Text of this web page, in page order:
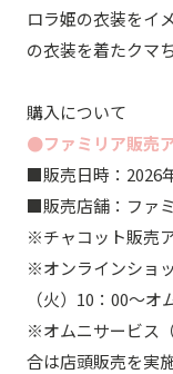
ロラ姫の衣装をイ
の衣装を着たクマ
購入について
●ファミリア販売
■販売日時：2026
■販売店舗：ファ
※チャコット販売
※オンラインショ
（火）10：00～
※オムニサービス
合は店頭販売を実